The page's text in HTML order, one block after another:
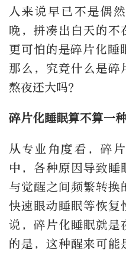
人来说早已不是偶
晚，拼凑出白天的
更可怕的是碎片化睡
那么，究竟什么是碎
熬夜还大吗？
碎片化睡眠算不算一
从专业角度看，碎
中，各种原因导致睡
与觉醒之间频繁转换
快速眼动睡眠等恢复
说，碎片化睡眠就是
的是，这种醒来可能